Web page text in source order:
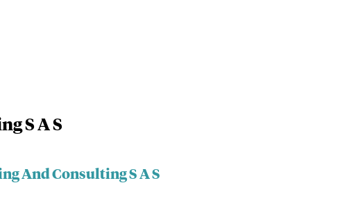
S A S
And Consulting S A S